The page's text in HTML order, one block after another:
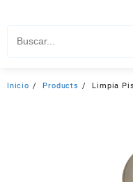
Inicio Products Limpia